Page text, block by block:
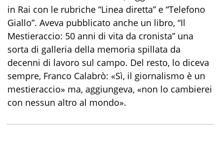
in Rai con le rubriche “Linea diretta” e “Telefono
Giallo”. Aveva pubblicato anche un libro, “Il
Mestieraccio: 50 anni di vita da cronista” una
sorta di galleria della memoria spillata da
decenni di lavoro sul campo. Del resto, lo diceva
sempre, Franco Calabrò: «Sì, il giornalismo è un
mestieraccio» ma, aggiungeva, «non lo cambierei
con nessun altro al mondo».